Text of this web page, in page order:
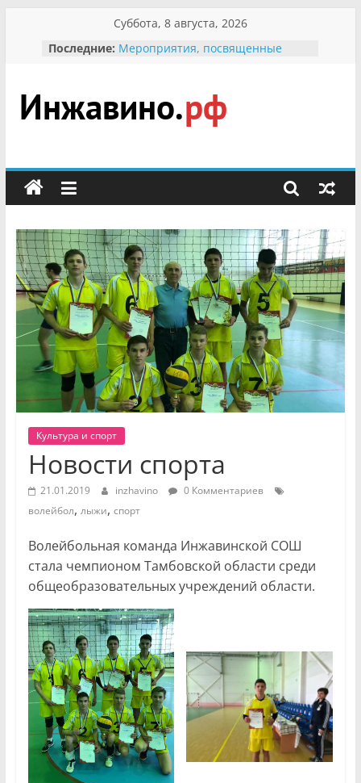
содержимому
Суббота, 8 августа, 2026
Последние: Мероприятия, посвященные
гражданин Инжавинского округа»
участнице Великой
Отечественной, фронтовичке
Безопасность в сети Интернет
мероприятии «Сохраним
первоцветы!»
В вольере Воронинского
заповедника родились крапчатые
суслики
Инжавино.рф
сельский
портал
Культура и спорт
Новости спорта
21.01.2019 inzhavino
0 Комментариев
волейбол, лыжи, спорт
Волейбольная команда Инжавинской СОШ
стала чемпионом Тамбовской области среди
общеобразовательных учреждений области.